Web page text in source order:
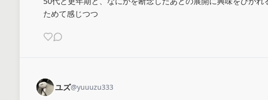
ためて感じつつ
ユズ@yuuuzu333